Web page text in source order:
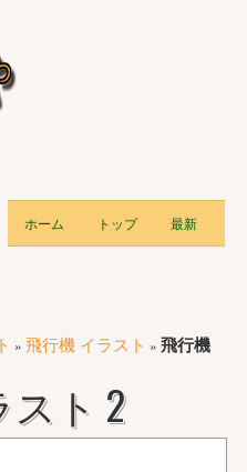
ホーム トップ 最新
» 飛行機 イラスト » 飛行機
ト 2